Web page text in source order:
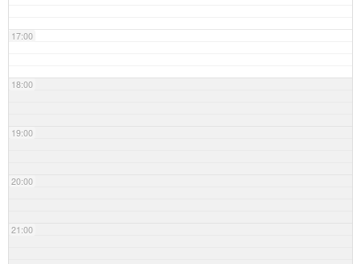
17:00
18:00
19:00
20:00
21:00